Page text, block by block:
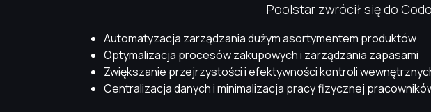
Poolstar zwrócił się do
Automatyzacja zarządzania dużym asortymentem produktów
Optymalizacja procesów zakupowych i zarządzania zapasami
Zwiększanie przejrzystości i efektywności kontroli
Centralizacja danych i minimalizacja pracy fizycznej